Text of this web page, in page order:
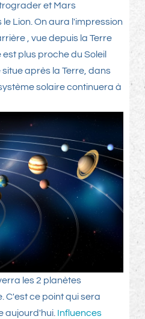
et Mars
Lion. On aura l'impression
, vue depuis la Terre
plus proche du Soleil
situe après la Terre, dans
solaire continuera à
les 2 planètes
C'est ce point qui sera
aujourd'hui. Influences